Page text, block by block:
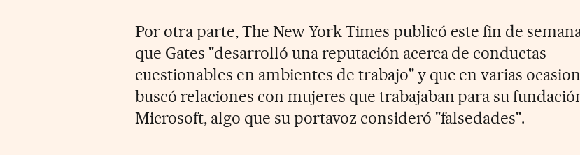
Por otra parte, The New York Times publicó este fin de
que Gates "desarrolló una reputación acerca de conductas
cuestionables en ambientes de trabajo" y que en varias
buscó relaciones con mujeres que trabajaban para su
Microsoft, algo que su portavoz consideró "falsedades".